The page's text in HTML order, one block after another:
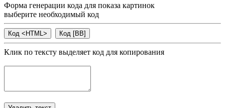
Форма генерации кода для показа картинок
выберите необходимый код
Клик по тексту выделяет код для копирования